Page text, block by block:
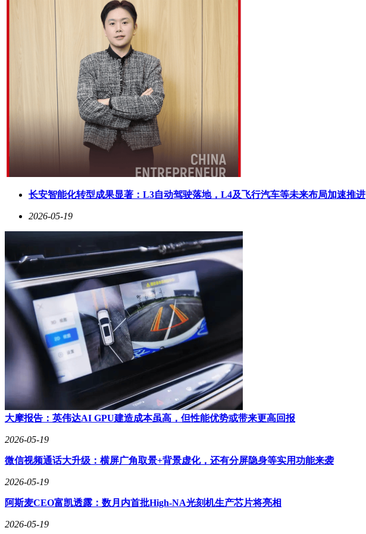
长安智能化转型成果显著：L3自动驾驶落地，L4及飞行汽车等未来布局加速推进
2026-05-19
大摩报告：英伟达AI GPU建造成本虽高，但性能优势或带来更高回报
2026-05-19
微信视频通话大升级：横屏广角取景+背景虚化，还有分屏隐身等实用功能来袭
2026-05-19
阿斯麦CEO富凯透露：数月内首批High-NA光刻机生产芯片将亮相
2026-05-19